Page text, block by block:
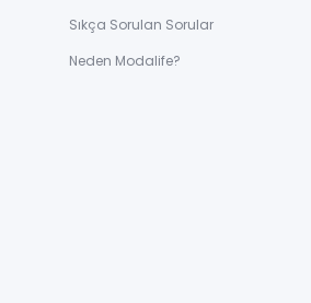
Sıkça Sorulan Sorular
Neden Modalife?